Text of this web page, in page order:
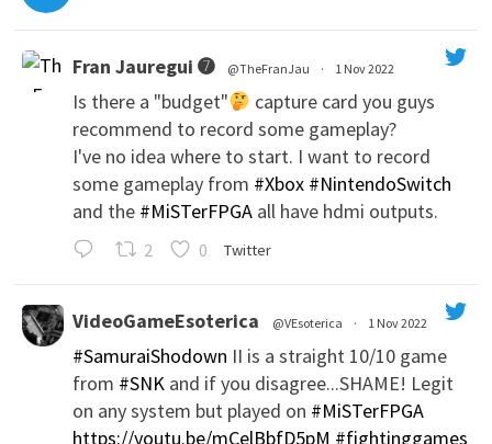
Fran Jauregui ➐ @TheFranJau · 1 Nov 2022
Is there a "budget"
capture card you guys
recommend to record some gameplay?
I've no idea where to start. I want to record
some gameplay from #Xbox #NintendoSwitch
and the #MiSTerFPGAall have hdmi outputs.
2 0 Twitter
VideoGameEsoterica @VEsoterica · 1 Nov 2022
#SamuraiShodown II is a straight 10/10 game
from #SNKand if you disagree...SHAME! Legit
on any system but played on #MiSTerFPGA
https://youtu.be/mCelBbfD5pM #fightinggames